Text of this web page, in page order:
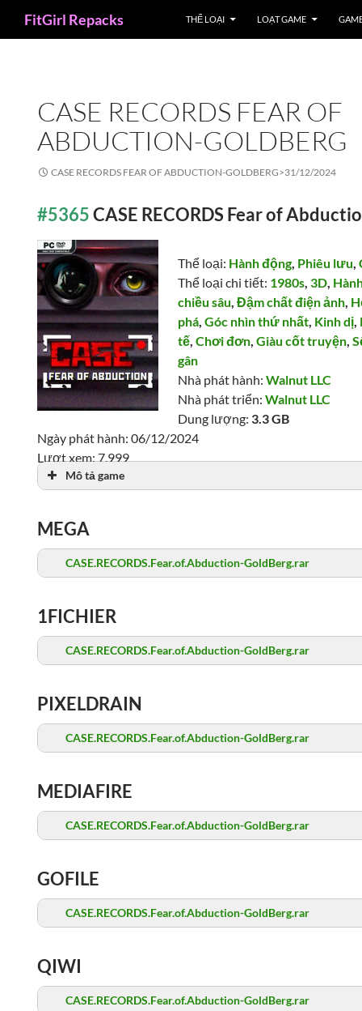
FitGirl Repacks THỂ LOẠI LOẠT GAME
CASE RECORDS FEAR OF
ABDUCTION-GOLDBERG
CASE RECORDS FEAR OF ABDUCTION-GOLDBERG>31/12/2024
#5365CASE RECORDS Fear of
Thể loại: Hành động, Phiêu lưu,
Thể loại chi tiết: 1980s, 3D,
chiều sâu,Đậm chất điện ảnh,
phá,Góc nhìn thứ nhất, Kinh dị,
tế,Chơi đơn,Giàu cốt truyện,
gân
Nhà phát hành:Walnut LLC
Nhà phát triển:Walnut LLC
Dung lượng: 3.3 GB
Ngày phát hành: 06/12/2024
Lượt xem: 7,999
Mô tả game
MEGA
CASE.RECORDS.Fear.of.Abduction-GoldBerg.rar
1FICHIER
CASE.RECORDS.Fear.of.Abduction-GoldBerg.rar
PIXELDRAIN
CASE.RECORDS.Fear.of.Abduction-GoldBerg.rar
MEDIAFIRE
CASE.RECORDS.Fear.of.Abduction-GoldBerg.rar
GOFILE
CASE.RECORDS.Fear.of.Abduction-GoldBerg.rar
QIWI
CASE.RECORDS.Fear.of.Abduction-GoldBerg.rar